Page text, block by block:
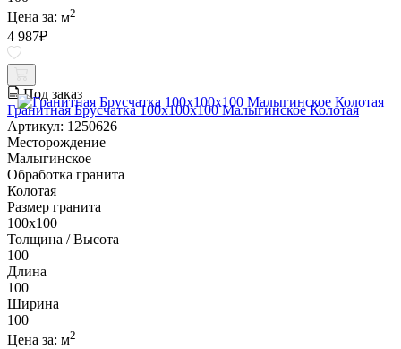
Цена за: м2
4 987₽
Под заказ
Гранитная Брусчатка 100х100x100 Малыгинское Колотая
Артикул: 1250626
Месторождение
Малыгинское
Обработка гранита
Колотая
Размер гранита
100х100
Толщина / Высота
100
Длина
100
Ширина
100
Цена за: м2